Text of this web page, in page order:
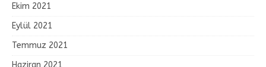
Ekim 2021
Eylül 2021
Temmuz 2021
Haziran 2021